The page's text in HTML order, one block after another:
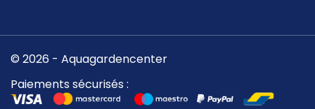
© 2026 - Aquagardencenter
Paiements sécurisés :